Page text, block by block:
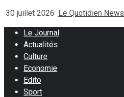
30 juillet 2026 Le Quotidien News
Le Journal
Actualités
Culture
Economie
Edito
Sport